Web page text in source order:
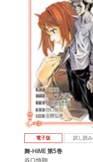
電子版 試し読み
舞-HiME 第5巻
谷口悟朗